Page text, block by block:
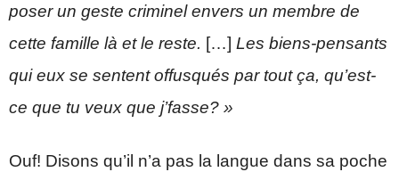
poser un geste criminel envers un membre de
cette famille là et le reste. […] Les biens-pensants
qui eux se sentent offusqués par tout ça, qu’est-
ce que tu veux que j’fasse? »
Ouf! Disons qu’il n’a pas la langue dans sa poche